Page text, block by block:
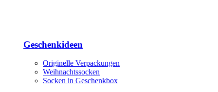
Geschenkideen
Originelle Verpackungen
Weihnachtssocken
Socken in Geschenkbox